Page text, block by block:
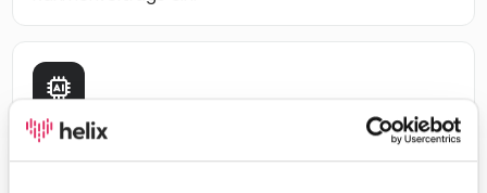
Wegweisende KI-Integration.